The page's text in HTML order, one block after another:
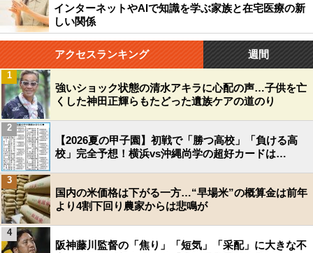
インターネットやAIで知識を学ぶ家族と在宅医療の新
しい関係
アクセスランキング 週間
強いショック状態の清水アキラに心配の声…子供を亡
くした神田正輝らもたどった遺族ケアの道のり
1
【2026夏の甲子園】初戦で「勝つ高校」「負ける高
校」完全予想！横浜vs沖縄尚学の超好カードは…
2
国内の米価格は下がる一方…“早場米”の概算金は前年
より4割下回り農家からは悲鳴が
3
阪神藤川監督の「焦り」「短気」「采配」に大きな不
4